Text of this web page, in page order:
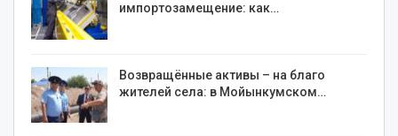
импортозамещение: как…
Возвращённые активы – на благо
жителей села: в Мойынкумском…